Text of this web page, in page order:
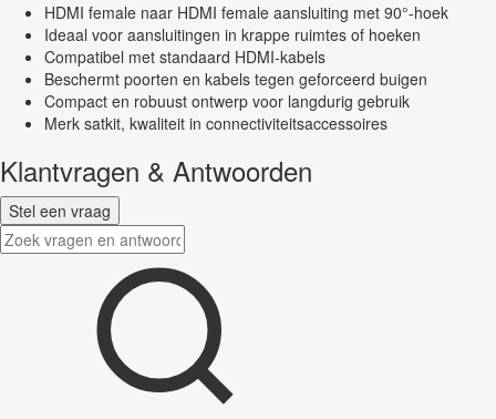
HDMI female naar HDMI female aansluiting met 90°-hoek
Ideaal voor aansluitingen in krappe ruimtes of hoeken
Compatibel met standaard HDMI-kabels
Beschermt poorten en kabels tegen geforceerd buigen
Compact en robuust ontwerp voor langdurig gebruik
Merk satkit, kwaliteit in connectiviteitsaccessoires
Klantvragen & Antwoorden
Stel een vraag